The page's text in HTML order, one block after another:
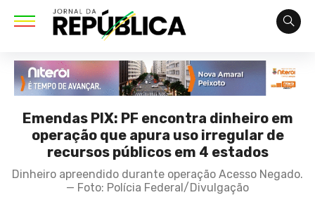
Emendas PIX: PF encontra dinheiro em
operação que apura uso irregular de
recursos públicos em 4 estados
Dinheiro apreendido durante operação Acesso Negado.
— Foto: Polícia Federal/Divulgação